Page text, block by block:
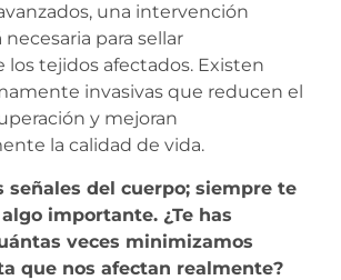
una intervención
para sellar
tejidos afectados. Existen
invasivas que reducen el
y mejoran
la calidad de vida.
señales del cuerpo; siempre te
importante. ¿Te has
veces minimizamos
que nos afectan realmente?